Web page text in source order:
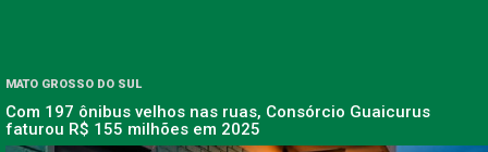
MATO GROSSO DO SUL
Com 197 ônibus velhos nas ruas, Consórcio Guaicurus
faturou R$ 155 milhões em 2025